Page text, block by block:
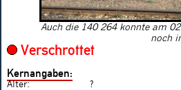
Auch die 140 264 konnte am
noch
Verschrottet
Kernangaben:
Alter: ?